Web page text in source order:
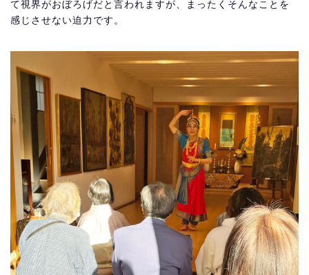
て視界がおぼろげだと言われますが、まったくそんなことを
感じさせない迫力です。